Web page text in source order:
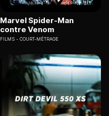
Marvel Spider-Man
contre Venom
FILMS COURT-MÉTRAGE